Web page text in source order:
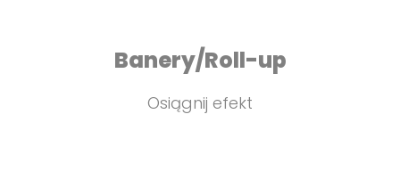
Banery/Roll-up
Osiągnij efekt